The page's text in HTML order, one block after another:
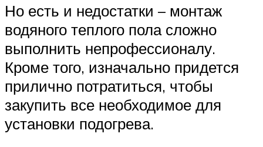
Но есть и недостатки – монтаж
водяного теплого пола сложно
выполнить непрофессионалу.
Кроме того, изначально придется
прилично потратиться, чтобы
закупить все необходимое для
установки подогрева.